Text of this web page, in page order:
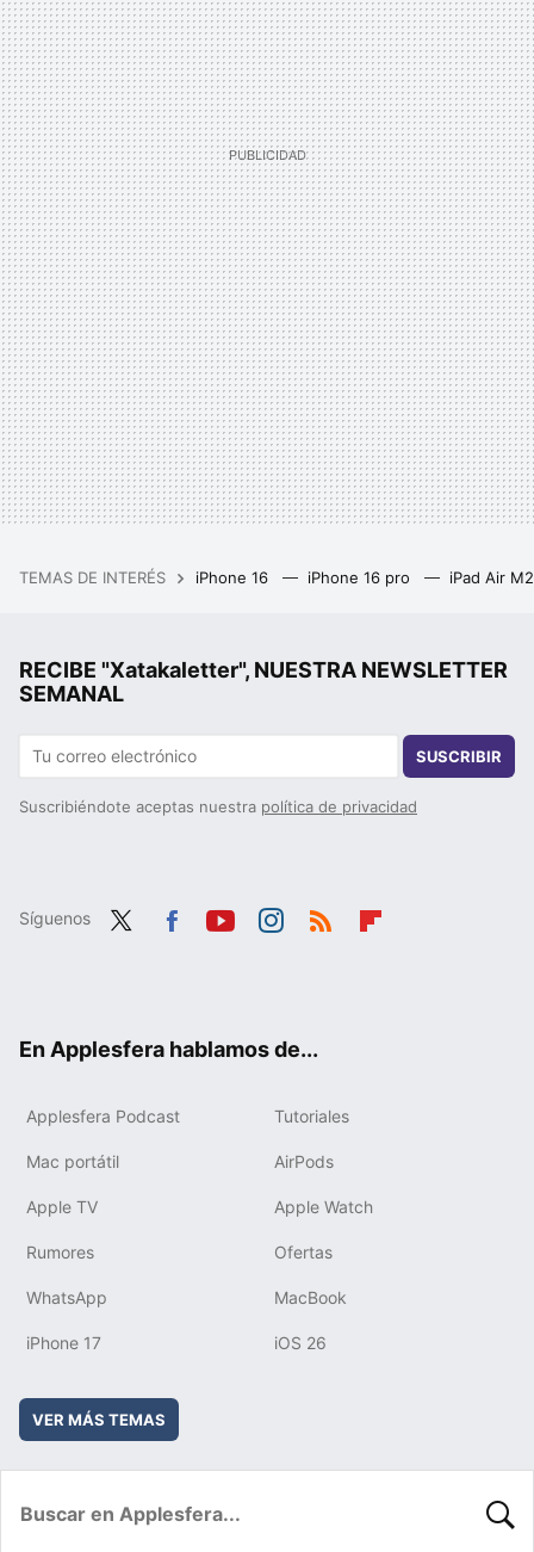
TEMAS DE INTERÉS iPhone 16 iPhone 16 pro iPad Air
RECIBE "Xatakaletter", NUESTRA NEWSLETTER
SEMANAL
SUSCRIBIR
Suscribiéndote aceptas nuestra política de privacidad
Síguenos
En Applesfera hablamos de...
Applesfera Podcast Tutoriales
Mac portátil AirPods
Apple TV Apple Watch
Rumores Ofertas
WhatsApp MacBook
iPhone 17 iOS 26
VER MÁS TEMAS